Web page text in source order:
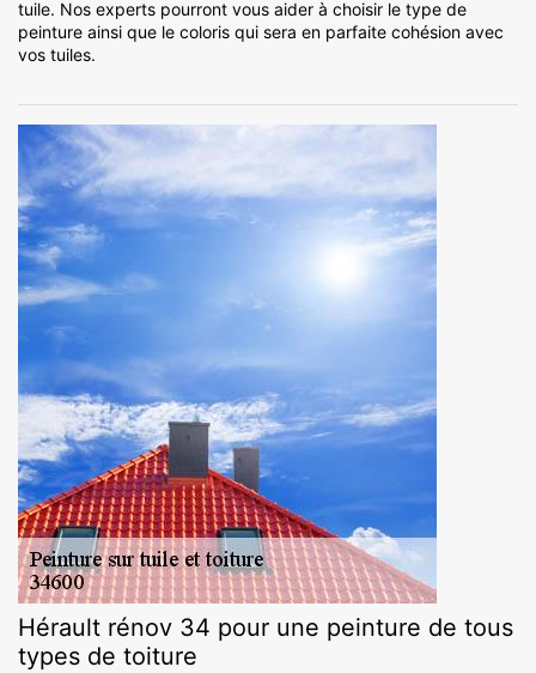
tuile. Nos experts pourront vous aider à choisir le type de
peinture ainsi que le coloris qui sera en parfaite cohésion avec
vos tuiles.
Hérault rénov 34 pour une peinture de tous
types de toiture